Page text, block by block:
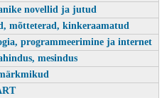
novellid ja jutud
mõtteterad, kinkeraamatud
programmeerimine ja internet
mesindus